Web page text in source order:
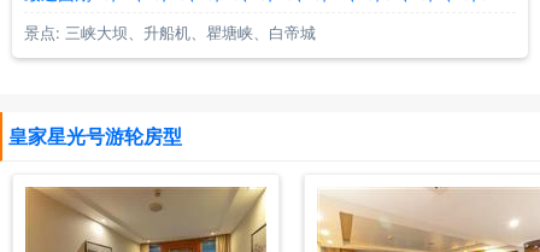
景点: 三峡大坝、升船机、瞿塘峡、白帝城
皇家星光号游轮房型